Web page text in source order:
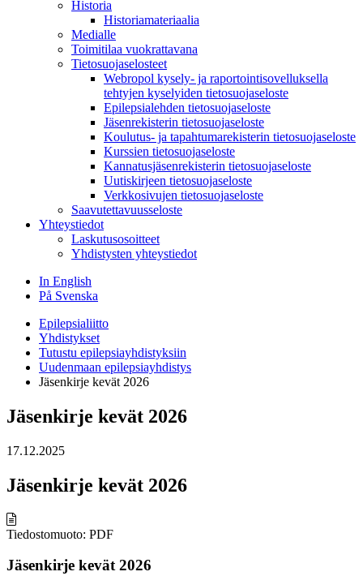
Historia
Historiamateriaalia
Medialle
Toimitilaa vuokrattavana
Tietosuojaselosteet
Webropol kysely- ja raportointisovelluksella
tehtyjen kyselyiden tietosuojaseloste
Epilepsialehden tietosuojaseloste
Jäsenrekisterin tietosuojaseloste
Koulutus- ja tapahtumarekisterin tietosuojaseloste
Kurssien tietosuojaseloste
Kannatusjäsenrekisterin tietosuojaseloste
Uutiskirjeen tietosuojaseloste
Verkkosivujen tietosuojaseloste
Saavutettavuusseloste
Yhteystiedot
Laskutusosoitteet
Yhdistysten yhteystiedot
In English
På Svenska
Epilepsialiitto
Yhdistykset
Tutustu epilepsiayhdistyksiin
Uudenmaan epilepsiayhdistys
Jäsenkirje kevät 2026
Jäsenkirje kevät 2026
17.12.2025
Jäsenkirje kevät 2026
Tiedostomuoto: PDF
Jäsenkirje kevät 2026